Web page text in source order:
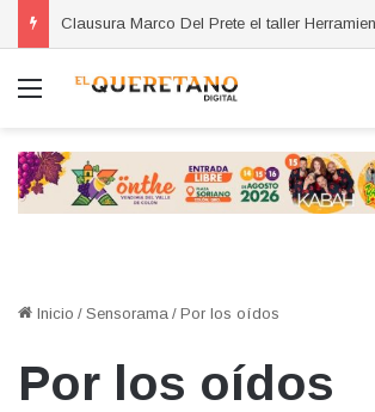
Menú
Inicio / Sensorama / Por los oídos
Por los oídos